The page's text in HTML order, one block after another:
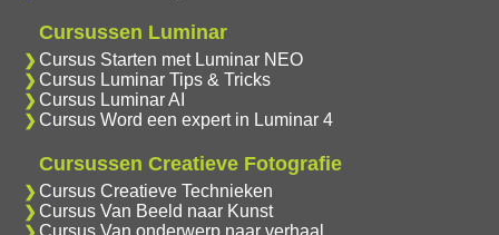
Cursussen Luminar
Cursus Starten met Luminar NEO
Cursus Luminar Tips & Tricks
Cursus Luminar AI
Cursus Word een expert in Luminar 4
Cursussen Creatieve Fotografie
Cursus Creatieve Technieken
Cursus Van Beeld naar Kunst